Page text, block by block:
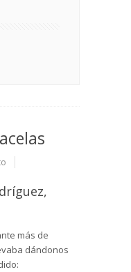
más de
dándonos